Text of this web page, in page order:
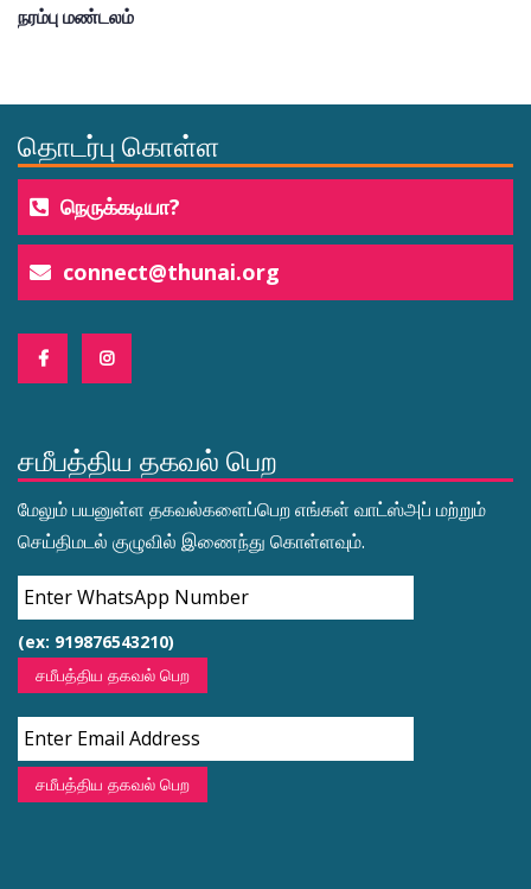
நரம்பு மண்டலம்
தொடர்பு கொள்ள
நெருக்கடியா?
connect@thunai.org
சமீபத்திய தகவல் பெற
மேலும் பயனுள்ள தகவல்களைப்பெற எங்கள் வாட்ஸ்அப் மற்றும்
செய்திமடல் குழுவில் இணைந்து கொள்ளவும்.
(ex: 919876543210)
சமீபத்திய தகவல் பெற
சமீபத்திய தகவல் பெற